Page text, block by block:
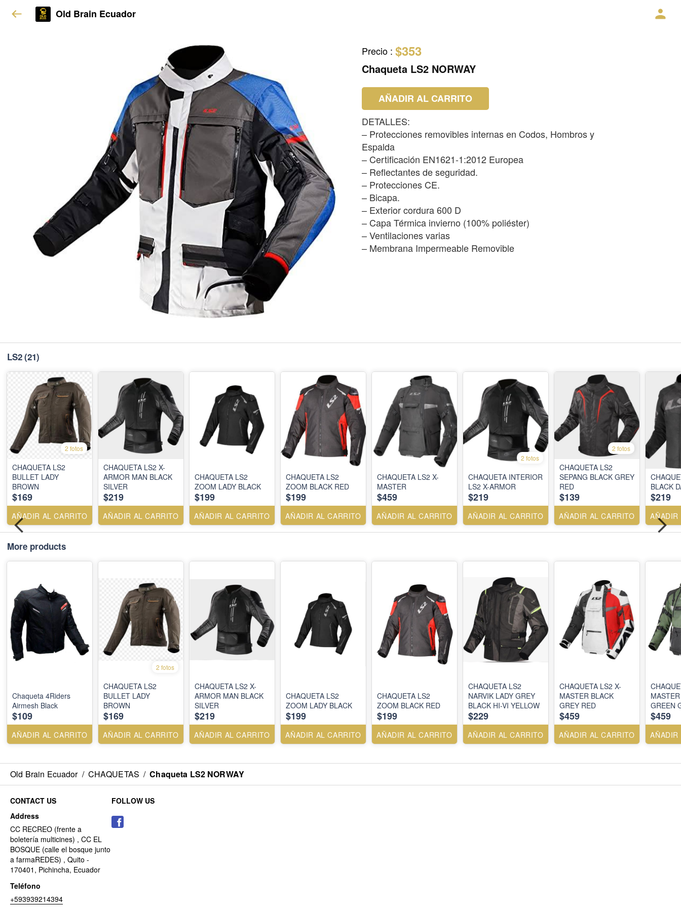
Old Brain Ecuador
Precio : $353
Chaqueta LS2 NORWAY
AÑADIR AL CARRITO
DETALLES:
– Protecciones removibles internas en Codos, Hombros y
Espalda
– Certificación EN1621-1:2012 Europea
– Reflectantes de seguridad.
– Protecciones CE.
– Bicapa.
– Exterior cordura 600 D
– Capa Térmica invierno (100% poliéster)
– Ventilaciones varias
– Membrana Impermeable Removible
LS2(21)
2 fotos
CHAQUETA LS2
BULLET LADY
BROWN
$169
AÑADIR AL CARRITO
CHAQUETA LS2 X-
ARMOR MAN BLACK
SILVER
$219
AÑADIR AL CARRITO
CHAQUETA LS2
ZOOM LADY BLACK
$199
AÑADIR AL CARRITO
CHAQUETA LS2
ZOOM BLACK RED
$199
AÑADIR AL CARRITO
CHAQUETA LS2 X-
MASTER
$459
AÑADIR AL CARRITO
2 fotos
CHAQUETA INTERIOR
LS2 X-ARMOR
$219
AÑADIR AL CARRITO
2 fotos
CHAQUETA LS2
SEPANG BLACK GREY
RED
$139
AÑADIR AL CARRITO
BLACK
$219
AÑADIR
More products
Chaqueta 4Riders
Airmesh Black
$109
AÑADIR AL CARRITO
2 fotos
CHAQUETA LS2
BULLET LADY
BROWN
$169
AÑADIR AL CARRITO
CHAQUETA LS2 X-
ARMOR MAN BLACK
SILVER
$219
AÑADIR AL CARRITO
CHAQUETA LS2
ZOOM LADY BLACK
$199
AÑADIR AL CARRITO
CHAQUETA LS2
ZOOM BLACK RED
$199
AÑADIR AL CARRITO
CHAQUETA LS2
NARVIK LADY GREY
BLACK HI-VI YELLOW
$229
AÑADIR AL CARRITO
CHAQUETA LS2 X-
MASTER BLACK
GREY RED
$459
AÑADIR AL CARRITO
GREEN
$459
AÑADIR
Old Brain Ecuador / CHAQUETAS / Chaqueta LS2 NORWAY
CONTACT US
Address
CC RECREO (frente a
boletería multicines) , CC EL
BOSQUE (calle el bosque junto
a farmaREDES) , Quito -
170401, Pichincha, Ecuador
Teléfono
+593939214394
FOLLOW US